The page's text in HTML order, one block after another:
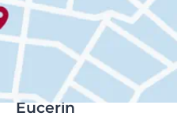
Eucerin